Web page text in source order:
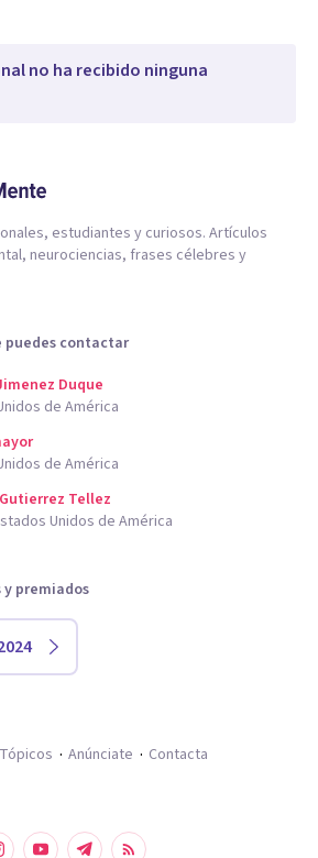
no ha recibido ninguna
estudiantes y curiosos. Artículos
neurociencias, frases célebres y
puedes contactar
Duque
de América
de América
Tellez
Unidos de América
y premiados
Tópicos Anúnciate Contacta